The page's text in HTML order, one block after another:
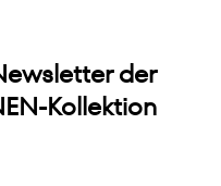
der
Kollektion